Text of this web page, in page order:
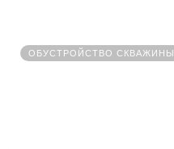
ОБУСТРОЙСТВО СКВАЖИНЫ